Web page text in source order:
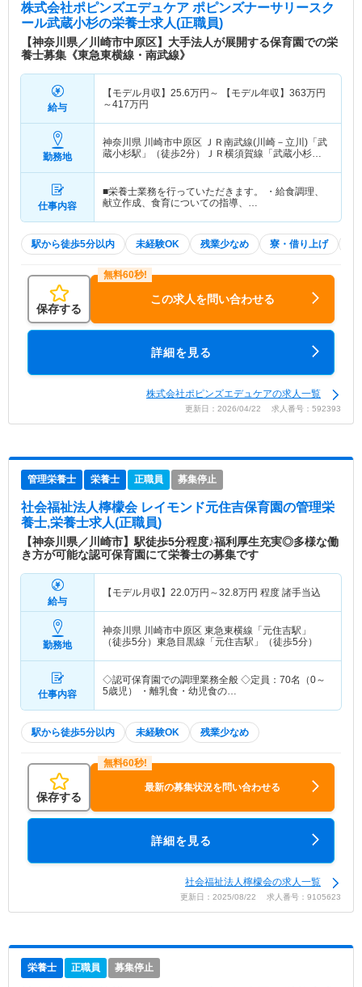
株式会社ポピンズエデュケア ポピンズナーサリースク
ール武蔵小杉の栄養士求人(正職員)
【神奈川県／川崎市中原区】大手法人が展開する保育園での栄
養士募集《東急東横線・南武線》
給与
【モデル月収】 25.6万円～ 【モデル年収】 363万円
～417万円
勤務地
神奈川県 川崎市中原区 ＪＲ南武線(川崎－立川)「武
蔵小杉駅」（徒歩2分）ＪＲ横須賀線「武蔵小杉
仕事内容
■栄養士業務を行っていただきます。 ・給食調理、
献立作成、食育についての指導、…
駅から徒歩5分以内 未経験OK 残業少なめ 寮・借り上げ
保存する
この求人を問い合わせる
詳細を見る
株式会社ポピンズエデュケアの求人一覧
更新日：2026/04/22 求人番号：592393
管理栄養士 栄養士 正職員 募集停止
社会福祉法人檸檬会 レイモンド元住吉保育園の管理栄
養士,栄養士求人(正職員)
【神奈川県／川崎市】駅徒歩5分程度♪福利厚生充実◎多様な働
き方が可能な認可保育園にて栄養士の募集です
給与
【モデル月収】 22.0万円～32.8万円 程度 諸手当込
勤務地
神奈川県 川崎市中原区 東急東横線「元住吉駅」
（徒歩5分）東急目黒線「元住吉駅」（徒歩5分）
仕事内容
◇認可保育園での調理業務全般 ◇定員：70名（0～
5歳児） ・離乳食・幼児食の…
駅から徒歩5分以内 未経験OK 残業少なめ
保存する
最新の募集状況を問い合わせる
詳細を見る
社会福祉法人檸檬会の求人一覧
更新日：2025/08/22 求人番号：9105623
栄養士 正職員 募集停止